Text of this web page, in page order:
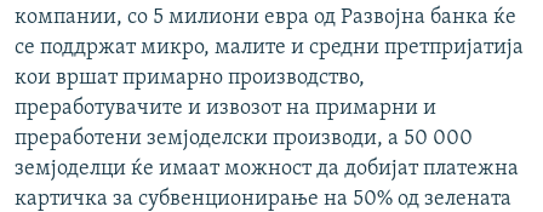
компании, со 5 милиони евра од Развојна банка ќе
се поддржат микро, малите и средни претпријатија
кои вршат примарно производство,
преработувачите и извозот на примарни и
преработени земјоделски производи, а 50 000
земјоделци ќе имаат можност да добијат платежна
картичка за субвенционирање на 50% од зелената